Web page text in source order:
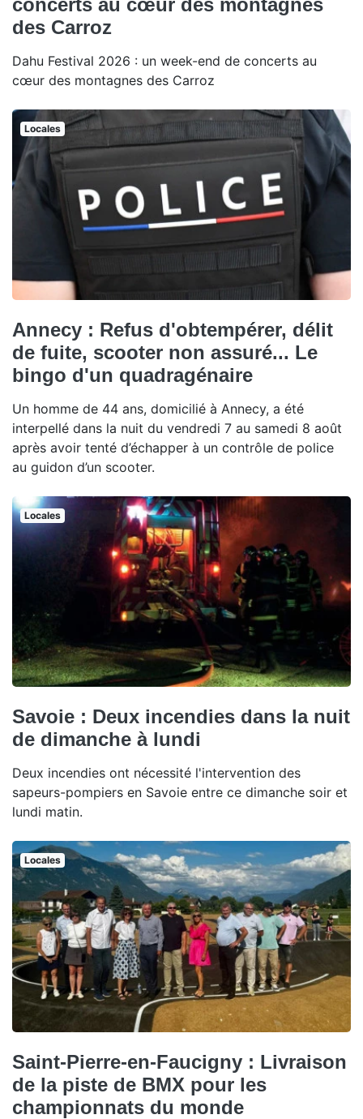
concerts au cœur des montagnes
des Carroz
Dahu Festival 2026 : un week-end de concerts au
cœur des montagnes des Carroz
Locales
Annecy : Refus d'obtempérer, délit
de fuite, scooter non assuré... Le
bingo d'un quadragénaire
Un homme de 44 ans, domicilié à Annecy, a été
interpellé dans la nuit du vendredi 7 au samedi 8 août
après avoir tenté d’échapper à un contrôle de police
au guidon d’un scooter.
Locales
Savoie : Deux incendies dans la nuit
de dimanche à lundi
Deux incendies ont nécessité l'intervention des
sapeurs-pompiers en Savoie entre ce dimanche soir et
lundi matin.
Locales
Saint-Pierre-en-Faucigny : Livraison
de la piste de BMX pour les
championnats du monde